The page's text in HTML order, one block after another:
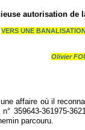
autorisation de
VERS UNE
Olivier
affaire où il
359643-361975-
parcouru.